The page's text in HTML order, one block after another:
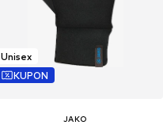
Unisex
KUPON
JAKO